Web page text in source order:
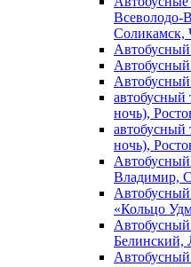
Всеволодо-
Соликамск,
автобусный
ночь),
автобусный
ночь),
Владимир,
«Кольцо
Белинский,